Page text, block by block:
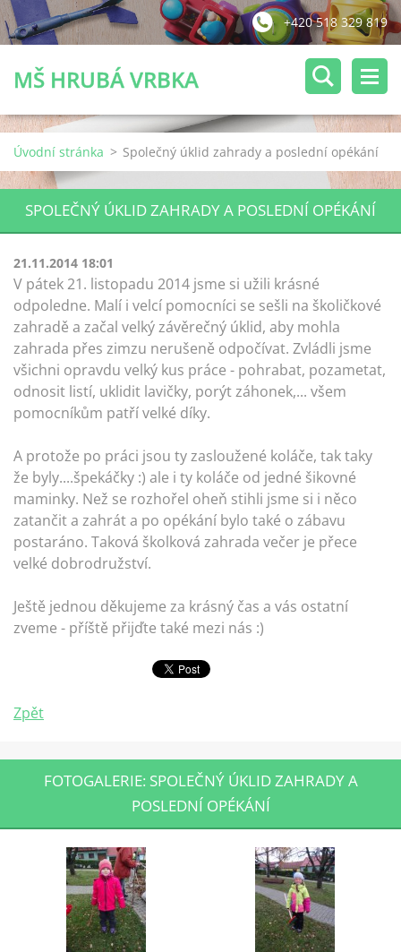
+420 518 329 819
MŠ HRUBÁ VRBKA
Úvodní stránka > Společný úklid zahrady a poslední opékání
SPOLEČNÝ ÚKLID ZAHRADY A POSLEDNÍ OPÉKÁNÍ
21.11.2014 18:01
V pátek 21. listopadu 2014 jsme si užili krásné
odpoledne. Malí i velcí pomocníci se sešli na školičkové
zahradě a začal velký závěrečný úklid, aby mohla
zahrada přes zimzu nerušeně odpočívat. Zvládli jsme
všichni opravdu velký kus práce - pohrabat, pozametat,
odnosit listí, uklidit lavičky, porýt záhonek,... všem
pomocníkům patří velké díky.
A protože po práci jsou ty zasloužené koláče, tak taky
že byly....špekáčky :) ale i ty koláče od jedné šikovné
maminky. Než se rozhořel oheň stihli jsme si i něco
zatančit a zahrát a po opékání bylo také o zábavu
postaráno. Taková školková zahrada večer je přece
velké dobrodružství.
Ještě jednou děkujeme za krásný čas a vás ostatní
zveme - příště přijďte také mezi nás :)
Zpět
FOTOGALERIE: SPOLEČNÝ ÚKLID ZAHRADY A
POSLEDNÍ OPÉKÁNÍ